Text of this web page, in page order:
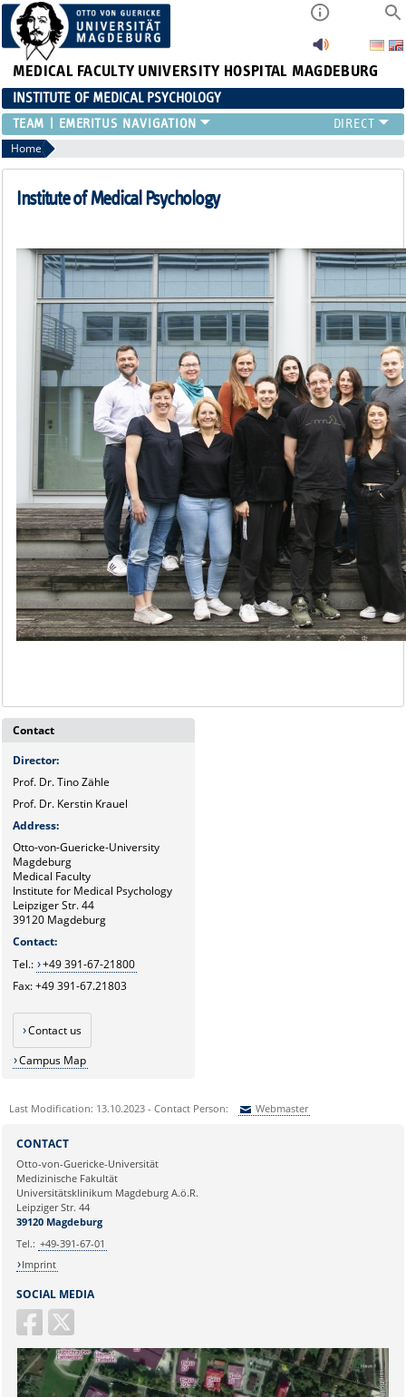
MEDICAL FACULTY UNIVERSITY HOSPITAL MAGDEBURG
INSTITUTE OF MEDICAL PSYCHOLOGY
TEAM EMERITUS
Home
Institute of Medical Psychology
Contact
Director:
Prof. Dr. Tino Zähle
Prof. Dr. Kerstin Krauel
Address:
Otto-von-Guericke-University
Magdeburg
Medical Faculty
Institute for Medical Psychology
Leipziger Str. 44
39120 Magdeburg
Contact:
Tel.: +49 391-67-21800
Fax: +49 391-67.21803
Contact us
Campus Map
Last Modification: 13.10.2023 - Contact Person: Webmaster
Ihre E-Mailadresse:
Ihr Anliegen:
SOCIAL MEDIA
CONTACT
Otto-von-Guericke-Universität
Medizinische Fakultät
Universitätsklinikum Magdeburg A.ö.R.
Leipziger Str. 44
39120 Magdeburg
Tel.: +49-391-67-01
Imprint